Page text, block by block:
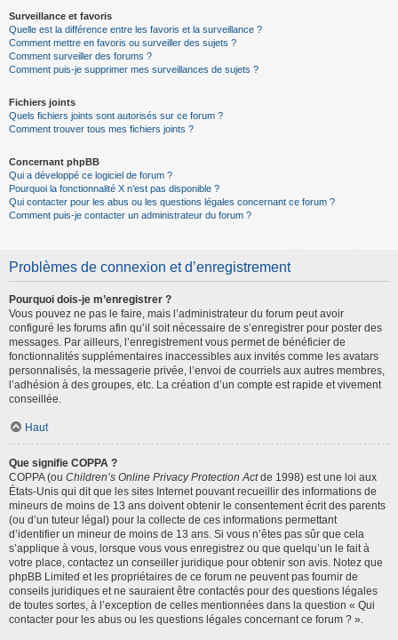
Surveillance et favoris
Quelle est la différence entre les favoris et la surveillance ?
Comment mettre en favoris ou surveiller des sujets ?
Comment surveiller des forums ?
Comment puis-je supprimer mes surveillances de sujets ?
Fichiers joints
Quels fichiers joints sont autorisés sur ce forum ?
Comment trouver tous mes fichiers joints ?
Concernant phpBB
Qui a développé ce logiciel de forum ?
Pourquoi la fonctionnalité X n’est pas disponible ?
Qui contacter pour les abus ou les questions légales concernant ce forum ?
Comment puis-je contacter un administrateur du forum ?
Problèmes de connexion et d’enregistrement
Pourquoi dois-je m’enregistrer ?
Vous pouvez ne pas le faire, mais l’administrateur du forum peut avoir
configuré les forums afin qu’il soit nécessaire de s’enregistrer pour poster des
messages. Par ailleurs, l’enregistrement vous permet de bénéficier de
fonctionnalités supplémentaires inaccessibles aux invités comme les avatars
personnalisés, la messagerie privée, l’envoi de courriels aux autres membres,
l’adhésion à des groupes, etc. La création d’un compte est rapide et vivement
conseillée.
Haut
Que signifie COPPA ?
COPPA (ou Children’s Online Privacy Protection Actde 1998) est une loi aux
États-Unis qui dit que les sites Internet pouvant recueillir des informations de
mineurs de moins de 13 ans doivent obtenir le consentement écrit des parents
(ou d’un tuteur légal) pour la collecte de ces informations permettant
d’identifier un mineur de moins de 13 ans. Si vous n’êtes pas sûr que cela
s’applique à vous, lorsque vous vous enregistrez ou que quelqu’un le fait à
votre place, contactez un conseiller juridique pour obtenir son avis. Notez que
phpBB Limited et les propriétaires de ce forum ne peuvent pas fournir de
conseils juridiques et ne sauraient être contactés pour des questions légales
de toutes sortes, à l’exception de celles mentionnées dans la question « Qui
contacter pour les abus ou les questions légales concernant ce forum ? ».